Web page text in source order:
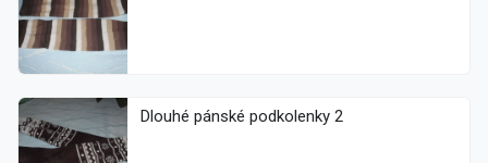
Dlouhé pánské podkolenky 2